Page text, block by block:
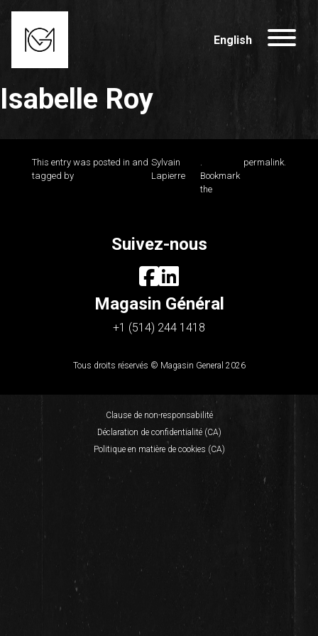
English
Isabelle Roy
This entry was posted in and
tagged by
Sylvain
Lapierre
Bookmark
the
permalink
Magasin Général
+1 (514) 244 1418
Tous droits réservés © Magasin General 2026
Suivez-nous
Clause de non-responsabilité
Déclaration de confidentialité (CA)
Politique en matière de cookies (CA)